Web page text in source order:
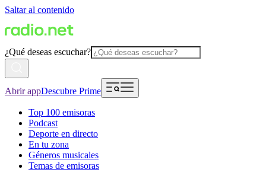
Saltar al contenido
¿Qué deseas escuchar?
Abrir appDescubre Prime
Top 100 emisoras
Podcast
Deporte en directo
En tu zona
Géneros musicales
Temas de emisoras